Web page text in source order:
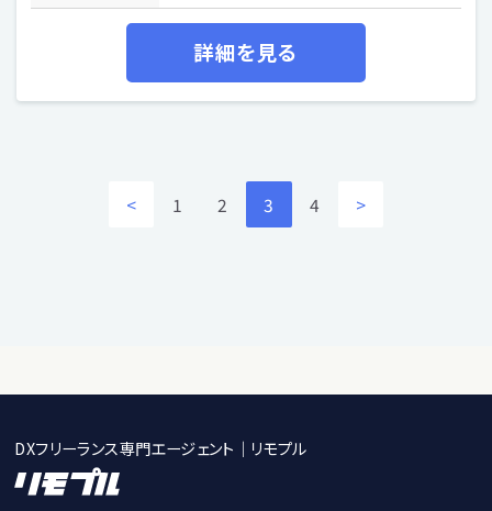
詳細を見る
< 1 2 3 4 >
DXフリーランス専門エージェント｜リモプル